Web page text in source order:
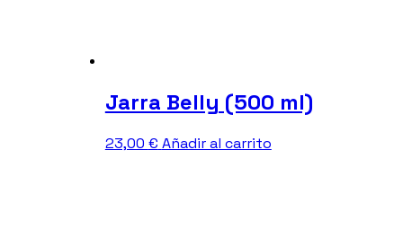
Jarra Belly (500 ml)
23,00 € Añadir al carrito